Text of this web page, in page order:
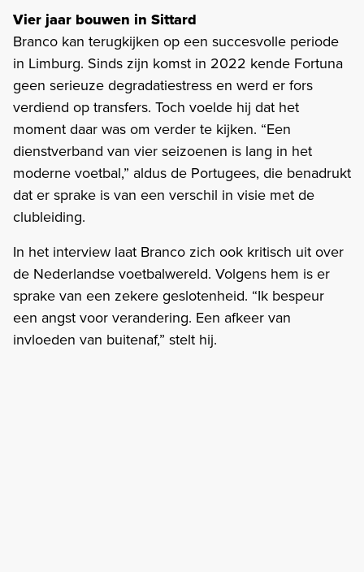
Vier jaar bouwen in Sittard
Branco kan terugkijken op een succesvolle periode
in Limburg. Sinds zijn komst in 2022 kende Fortuna
geen serieuze degradatiestress en werd er fors
verdiend op transfers. Toch voelde hij dat het
moment daar was om verder te kijken. “Een
dienstverband van vier seizoenen is lang in het
moderne voetbal,” aldus de Portugees, die benadrukt
dat er sprake is van een verschil in visie met de
clubleiding.
In het interview laat Branco zich ook kritisch uit over
de Nederlandse voetbalwereld. Volgens hem is er
sprake van een zekere geslotenheid. “Ik bespeur
een angst voor verandering. Een afkeer van
invloeden van buitenaf,” stelt hij.